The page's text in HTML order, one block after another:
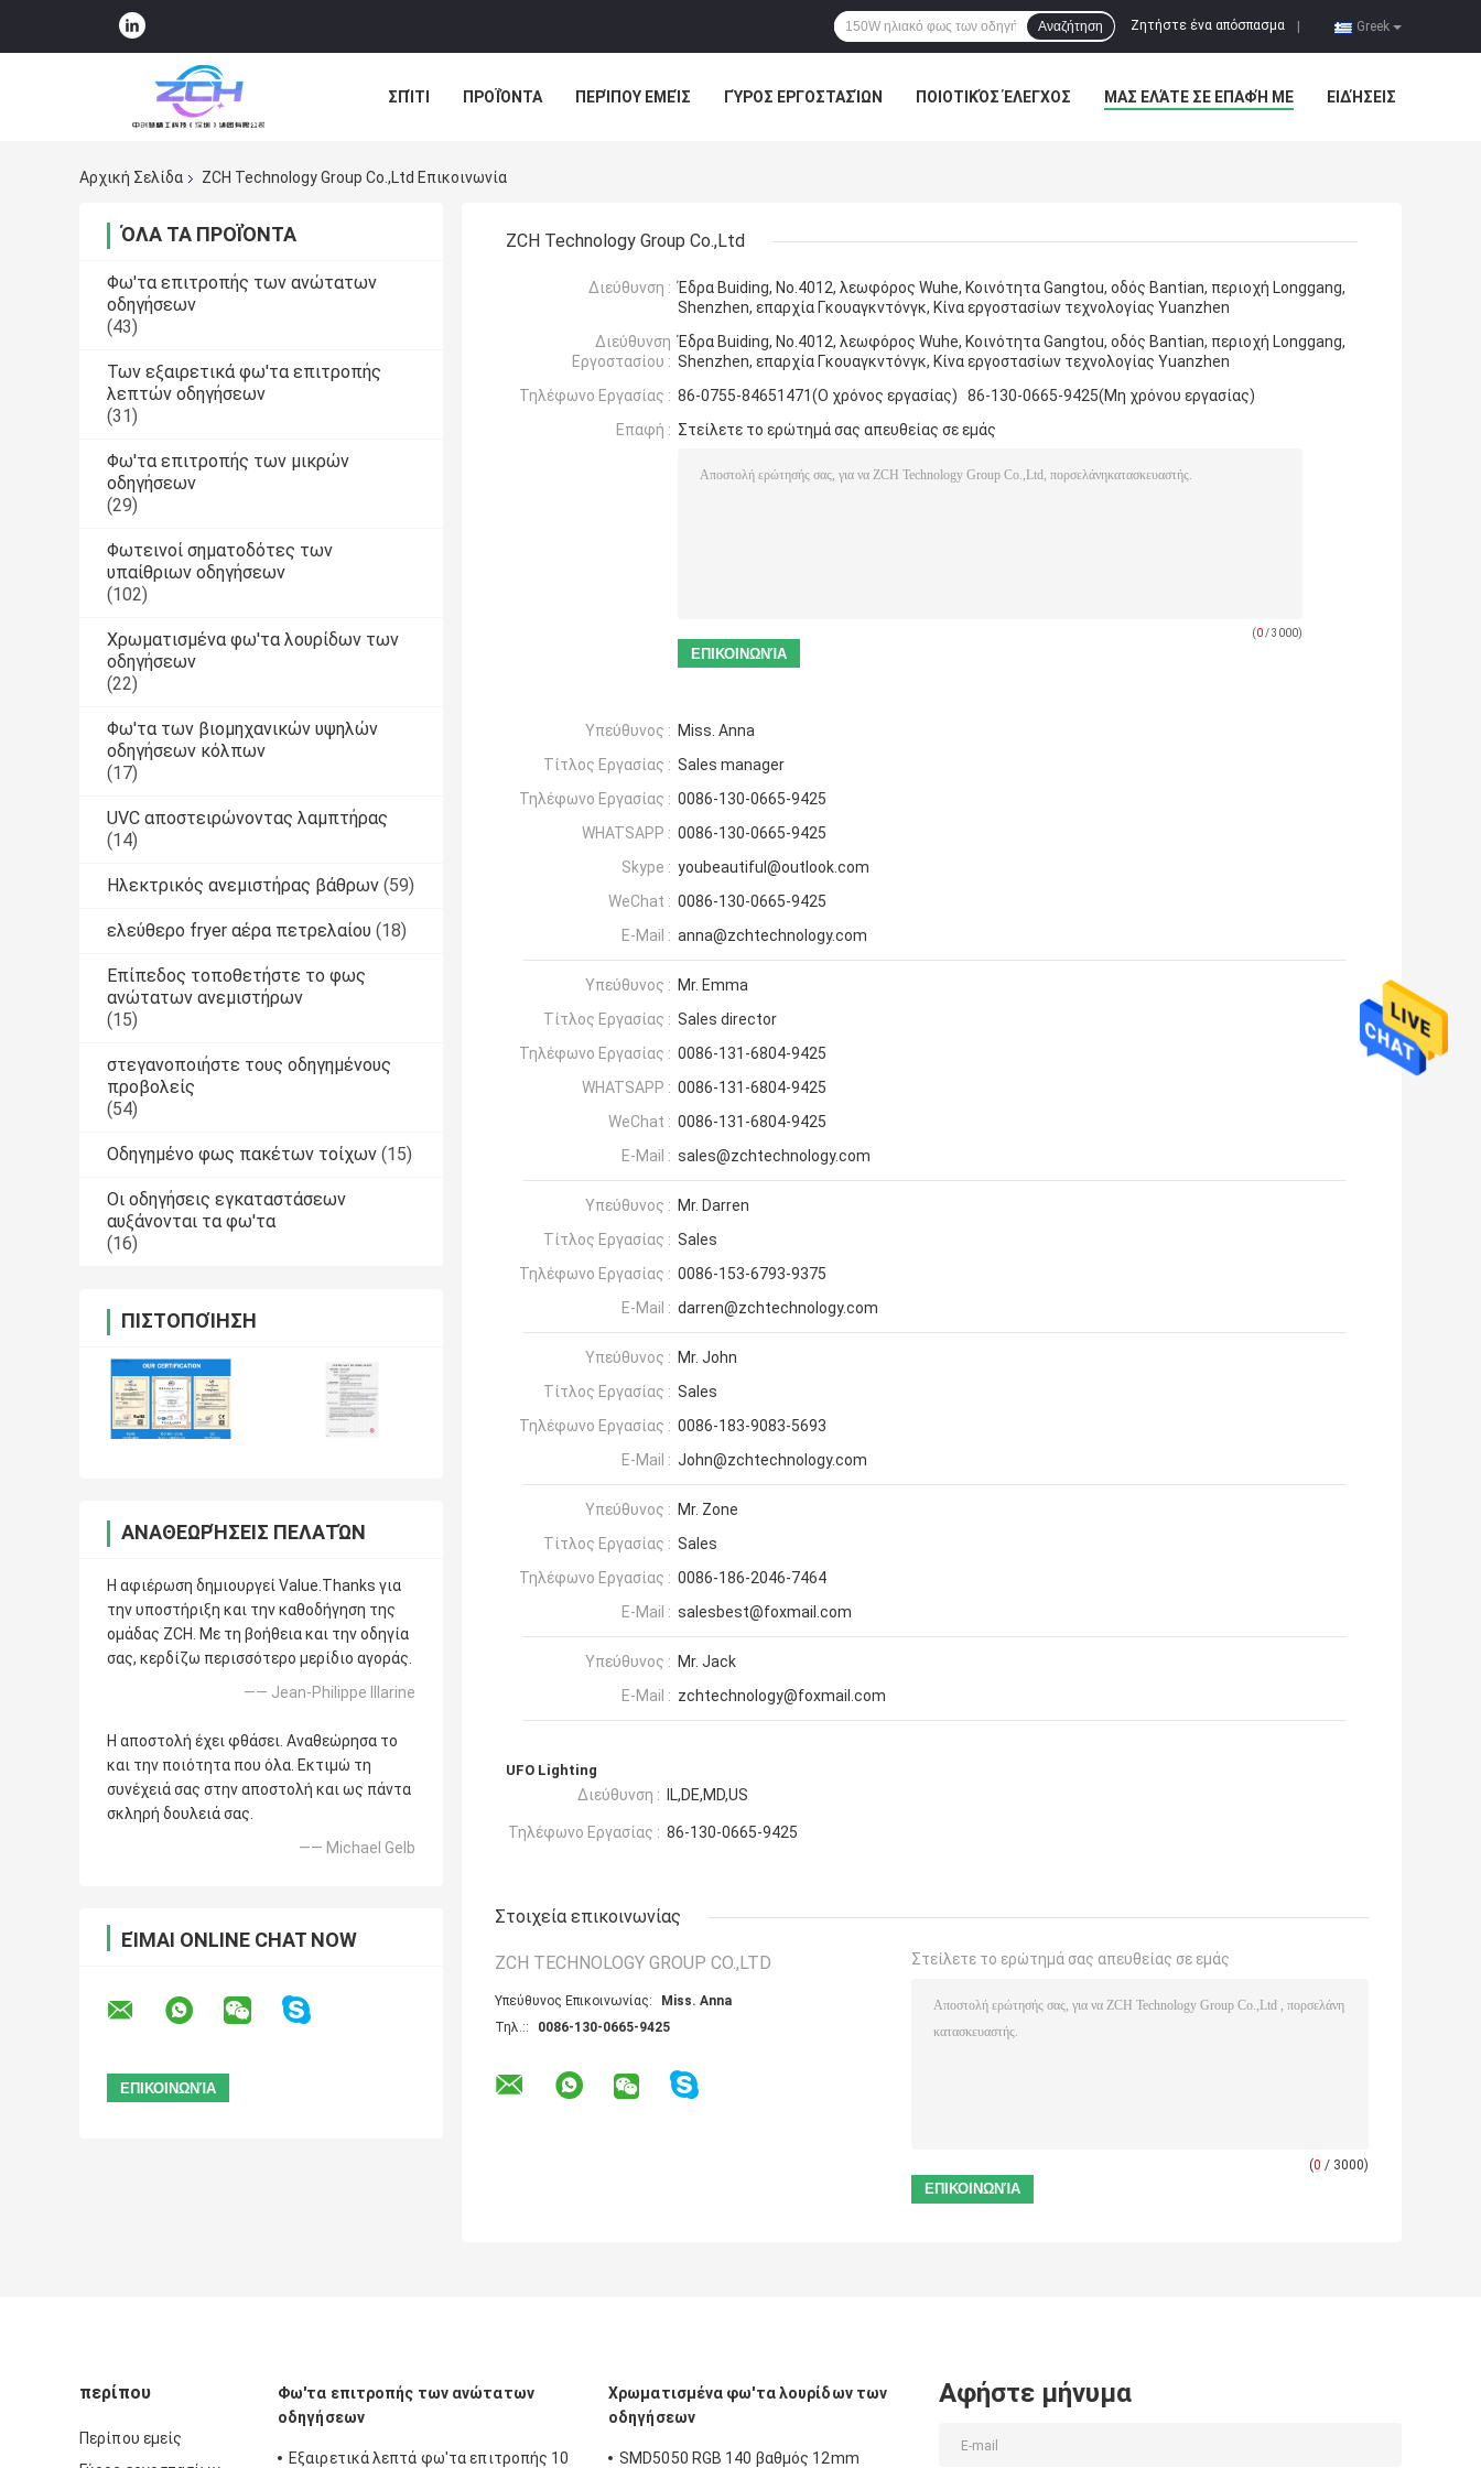
Greek
Ζητήστε ένα απόσπασμα
Αναζήτηση
ΣΠΊΤΙ ΠΡΟΪΌΝΤΑ ΠΕΡΊΠΟΥ ΕΜΕΊΣ ΓΎΡΟΣ ΕΡΓΟΣΤΑΣΊΩΝ ΠΟΙΟΤΙΚΌΣ ΈΛΕΓΧΟΣ ΜΑΣ ΕΛΆΤΕ ΣΕ ΕΠΑΦΉ ΜΕ ΕΙΔΉΣΕΙΣ
Αρχική Σελίδα
ZCH Technology Group Co.,Ltd Επικοινωνία
ΌΛΑ ΤΑ ΠΡΟΪΌΝΤΑ
Φω'τα επιτροπής των ανώτατων
οδηγήσεων
(43)
Των εξαιρετικά φω'τα επιτροπής
λεπτών οδηγήσεων
(31)
Φω'τα επιτροπής των μικρών
οδηγήσεων
(29)
Φωτεινοί σηματοδότες των
υπαίθριων οδηγήσεων
(102)
Χρωματισμένα φω'τα λουρίδων των
οδηγήσεων
(22)
Φω'τα των βιομηχανικών υψηλών
οδηγήσεων κόλπων
(17)
UVC αποστειρώνοντας λαμπτήρας
(14)
Ηλεκτρικός ανεμιστήρας βάθρων (59)
ελεύθερο fryer αέρα πετρελαίου (18)
Επίπεδος τοποθετήστε το φως
ανώτατων ανεμιστήρων
(15)
στεγανοποιήστε τους οδηγημένους
προβολείς
(54)
Οδηγημένο φως πακέτων τοίχων (15)
Οι οδηγήσεις εγκαταστάσεων
αυξάνονται τα φω'τα
(16)
ΠΙΣΤΟΠΟΊΗΣΗ
ΑΝΑΘΕΩΡΉΣΕΙΣ ΠΕΛΑΤΏΝ
Η αφιέρωση δημιουργεί Value.Thanks για
την υποστήριξη και την καθοδήγηση της
ομάδας ZCH. Με τη βοήθεια και την οδηγία
σας, κερδίζω περισσότερο μερίδιο αγοράς.
—— Jean-Philippe Illarine
Η αποστολή έχει φθάσει. Αναθεώρησα το
και την ποιότητα που όλα. Εκτιμώ τη
συνέχειά σας στην αποστολή και ως πάντα
σκληρή δουλειά σας.
—— Michael Gelb
ΕΊΜΑΙ ONLINE CHAT NOW
ZCH Technology Group Co.,Ltd
Διεύθυνση : Έδρα Buiding, No.4012, λεωφόρος Wuhe, Κοινότητα Gangtou, οδός Bantian, περιοχή Longgang,
Shenzhen, επαρχία Γκουαγκντόνγκ, Κίνα εργοστασίων τεχνολογίας Yuanzhen
Διεύθυνση
Εργοστασίου :
Έδρα Buiding, No.4012, λεωφόρος Wuhe, Κοινότητα Gangtou, οδός Bantian, περιοχή Longgang,
Shenzhen, επαρχία Γκουαγκντόνγκ, Κίνα εργοστασίων τεχνολογίας Yuanzhen
Τηλέφωνο Εργασίας : 86-0755-84651471(Ο χρόνος εργασίας) 86-130-0665-9425(Μη χρόνου εργασίας)
Επαφή : Στείλετε το ερώτημά σας απευθείας σε εμάς
(0/ 3000)
Υπεύθυνος : Miss. Anna
Τίτλος Εργασίας : Sales manager
Τηλέφωνο Εργασίας : 0086-130-0665-9425
WHATSAPP : 0086-130-0665-9425
Skype : youbeautiful@outlook.com
WeChat : 0086-130-0665-9425
E-Mail : anna@zchtechnology.com
Υπεύθυνος : Mr. Emma
Τίτλος Εργασίας : Sales director
Τηλέφωνο Εργασίας : 0086-131-6804-9425
WHATSAPP : 0086-131-6804-9425
WeChat : 0086-131-6804-9425
E-Mail : sales@zchtechnology.com
Υπεύθυνος : Mr. Darren
Τίτλος Εργασίας : Sales
Τηλέφωνο Εργασίας : 0086-153-6793-9375
E-Mail : darren@zchtechnology.com
Υπεύθυνος : Mr. John
Τίτλος Εργασίας : Sales
Τηλέφωνο Εργασίας : 0086-183-9083-5693
E-Mail : John@zchtechnology.com
Υπεύθυνος : Mr. Zone
Τίτλος Εργασίας : Sales
Τηλέφωνο Εργασίας : 0086-186-2046-7464
E-Mail : salesbest@foxmail.com
Υπεύθυνος : Mr. Jack
E-Mail : zchtechnology@foxmail.com
UFO Lighting
Διεύθυνση : IL,DE,MD,US
Τηλέφωνο Εργασίας : 86-130-0665-9425
Στοιχεία επικοινωνίας
ZCH TECHNOLOGY GROUP CO.,LTD
Υπεύθυνος Επικοινωνίας:
Miss. Anna
Τηλ.::
0086-130-0665-9425
Στείλετε το ερώτημά σας απευθείας σε εμάς
(0 / 3000)
περίπου
Περίπου εμείς
Φω'τα επιτροπής των ανώτατων
οδηγήσεων
Εξαιρετικά λεπτά φω'τα επιτροπής 10
Χρωματισμένα φω'τα λουρίδων των
οδηγήσεων
SMD5050 RGB 140 βαθμός 12mm
Αφήστε μήνυμα